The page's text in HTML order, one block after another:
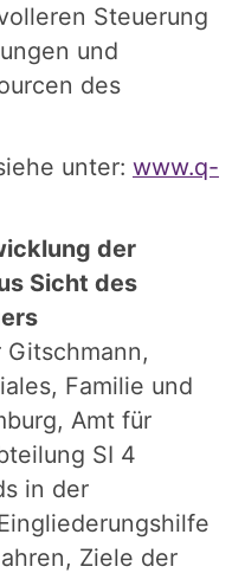
Steuerung
und
des
unter: www.q-
der
Sicht des
Gitschmann,
Familie und
Amt für
SI 4
in der
Ziele der